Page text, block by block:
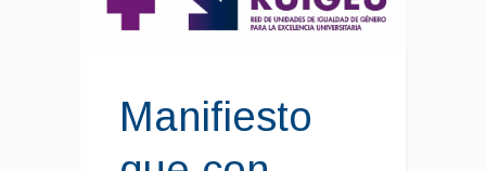
Manifiesto